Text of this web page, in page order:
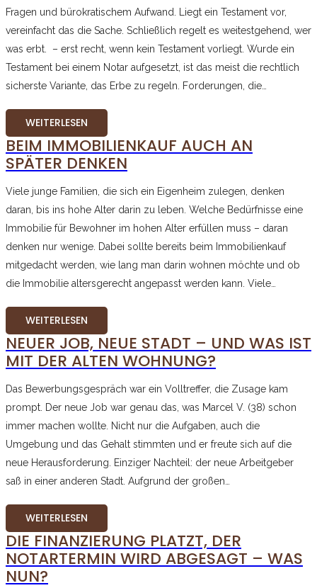
Fragen und bürokratischem Aufwand. Liegt ein Testament vor,
vereinfacht das die Sache. Schließlich regelt es weitestgehend, wer
was erbt. – erst recht, wenn kein Testament vorliegt. Wurde ein
Testament bei einem Notar aufgesetzt, ist das meist die rechtlich
sicherste Variante, das Erbe zu regeln. Forderungen, die…
WEITERLESEN
BEIM IMMOBILIENKAUF AUCH AN
SPÄTER DENKEN
Viele junge Familien, die sich ein Eigenheim zulegen, denken
daran, bis ins hohe Alter darin zu leben. Welche Bedürfnisse eine
Immobilie für Bewohner im hohen Alter erfüllen muss – daran
denken nur wenige. Dabei sollte bereits beim Immobilienkauf
mitgedacht werden, wie lang man darin wohnen möchte und ob
die Immobilie altersgerecht angepasst werden kann. Viele…
WEITERLESEN
NEUER JOB, NEUE STADT – UND WAS IST
MIT DER ALTEN WOHNUNG?
Das Bewerbungsgespräch war ein Volltreffer, die Zusage kam
prompt. Der neue Job war genau das, was Marcel V. (38) schon
immer machen wollte. Nicht nur die Aufgaben, auch die
Umgebung und das Gehalt stimmten und er freute sich auf die
neue Herausforderung. Einziger Nachteil: der neue Arbeitgeber
saß in einer anderen Stadt. Aufgrund der großen…
WEITERLESEN
DIE FINANZIERUNG PLATZT, DER
NOTARTERMIN WIRD ABGESAGT – WAS
NUN?